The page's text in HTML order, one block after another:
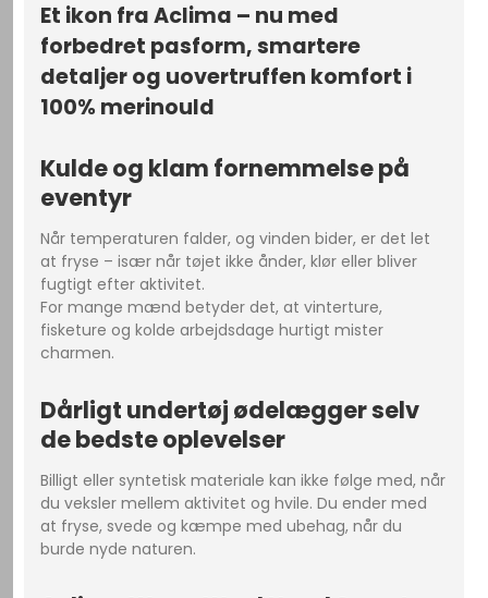
Et ikon fra Aclima – nu med
forbedret pasform, smartere
detaljer og uovertruffen komfort i
100% merinould
Kulde og klam fornemmelse på
eventyr
Når temperaturen falder, og vinden bider, er det let
at fryse – især når tøjet ikke ånder, klør eller bliver
fugtigt efter aktivitet.
For mange mænd betyder det, at vinterture,
fisketure og kolde arbejdsdage hurtigt mister
charmen.
Dårligt undertøj ødelægger selv
de bedste oplevelser
Billigt eller syntetisk materiale kan ikke følge med, når
du veksler mellem aktivitet og hvile. Du ender med
at fryse, svede og kæmpe med ubehag, når du
burde nyde naturen.